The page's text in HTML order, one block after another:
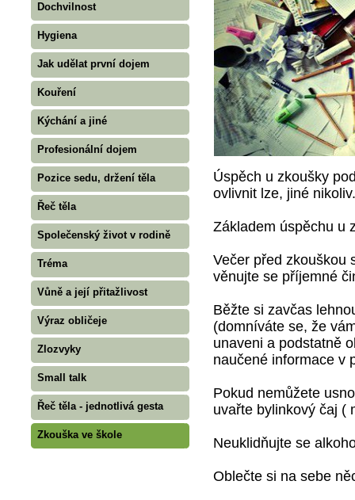
Dochvilnost
Hygiena
Jak udělat první dojem
Kouření
Kýchání a jiné
Profesionální dojem
Pozice sedu, držení těla
Řeč těla
Společenský život v rodině
Tréma
Vůně a její přitažlivost
Výraz obličeje
Zlozvyky
Small talk
Řeč těla - jednotlivá gesta
Zkouška ve škole
Úspěch u zkoušky
ovlivnit lze, jiné nikoliv.
Základem úspěchu u
Večer před zkouškou
věnujte se příjemné
Běžte si zavčas
(domníváte se, že
unaveni a podstatně
naučené informace v
Pokud nemůžete
uvařte bylinkový čaj (
Neuklidňujte se
Oblečte si na sebe